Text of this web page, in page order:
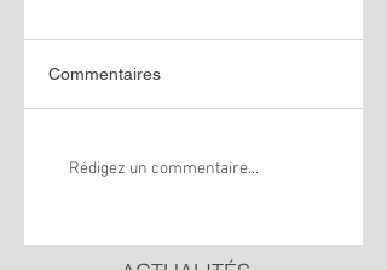
Commentaires
Rédigez un commentaire...